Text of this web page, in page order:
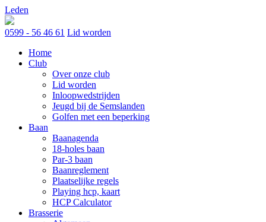
Skip
to
content
Leden
0599 - 56 46 61 Lid worden
Home
Club
Over onze club
Lid worden
Inloopwedstrijden
Jeugd bij de Semslanden
Golfen met een beperking
Baan
Baanagenda
18-holes baan
Par-3 baan
Baanreglement
Plaatselijke regels
Playing hcp, kaart
HCP Calculator
Brasserie